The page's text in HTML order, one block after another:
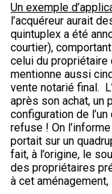
Un exemple
l’acquéreur aurait
quintuplex a été
courtier),
celui du propriétaire
mentionne aussi
vente notarié final.
après son achat, un
configuration de
refuse ! On
portait sur un
fait, à l’origine, le
des propriétaires
à cet